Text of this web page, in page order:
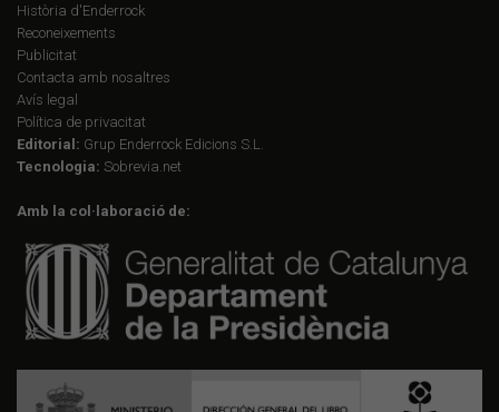
Història d'Enderrock
Reconeixements
Publicitat
Contacta amb nosaltres
Avís legal
Política de privacitat
Editorial: Grup Enderrock Edicions S.L.
Tecnologia: Sobrevia.net
Amb la col·laboració de: